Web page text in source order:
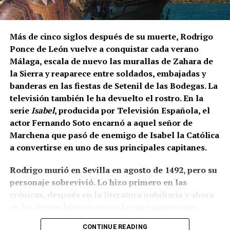
Los contratos suelen durar entre diez días y tres
semanas. Algunos trabajadores enlazan varias
explotaciones y permanecen en Francia durante más
de un mes. La fecha exacta depende de la
maduración de la uva y de las temperaturas.
Cuánto se cobra
El salario mínimo oficial francés es de 12,02 euros
brutos por hora. Sin embargo, las ofertas actuales
consultadas por France Travail ofrecen entre 12,31 y
14,50 euros brutos, dependiendo de la finca y del
trabajo realizado.
CCOO calcula unos ingresos de entre 1.900 y 2.337
euros netos mensuales, que pueden aproximarse a
Más de cinco siglos después de su muerte, Rodrigo
Ponce de León vuelve a conquistar cada verano
Málaga, escala de nuevo las murallas de Zahara de
la Sierra y reaparece entre soldados, embajadas y
banderas en las fiestas de Setenil de las Bodegas. La
televisión también le ha devuelto el rostro. En la
serieIsabel, producida por Televisión Española, el
actor Fernando Soto encarnó a aquel señor de
Marchena que pasó de enemigo de Isabel la Católica
a convertirse en uno de sus principales capitanes.
Rodrigo murió en Sevilla en agosto de 1492, pero su
personaje sobrevivió. Lo hizo primero en las
crónicas, después en la literatura nobiliaria y ahora
municipios andaluces reconstruyen su pasado. Como
CONTINUE READING